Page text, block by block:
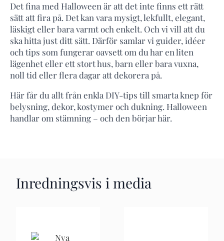
Det fina med Halloween är att det inte finns ett rätt
sätt att fira på. Det kan vara mysigt, lekfullt, elegant,
läskigt eller bara varmt och enkelt. Och vi vill att du
ska hitta just ditt sätt. Därför samlar vi guider, idéer
och tips som fungerar oavsett om du har en liten
lägenhet eller ett stort hus, barn eller bara vuxna,
noll tid eller flera dagar att dekorera på.
Här får du allt från enkla DIY-tips till smarta knep för
belysning, dekor, kostymer och dukning. Halloween
handlar om stämning – och den börjar här.
Inredningsvis i media